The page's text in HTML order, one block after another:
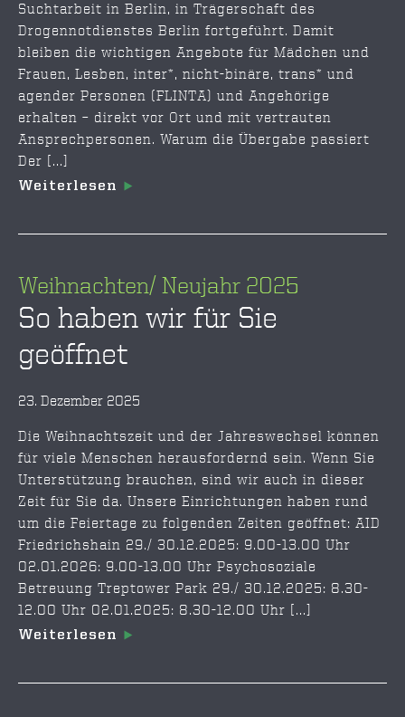
Suchtarbeit in Berlin, in Trägerschaft des
Drogennotdienstes Berlin fortgeführt. Damit
bleiben die wichtigen Angebote für Mädchen und
Frauen, Lesben, inter*, nicht-binäre, trans* und
agender Personen (FLINTA) und Angehörige
erhalten – direkt vor Ort und mit vertrauten
Ansprechpersonen. Warum die Übergabe passiert
Der [...]
Weiterlesen
Weihnachten/ Neujahr 2025
So haben wir für Sie
geöffnet
23. Dezember 2025
Die Weihnachtszeit und der Jahreswechsel können
für viele Menschen herausfordernd sein. Wenn Sie
Unterstützung brauchen, sind wir auch in dieser
Zeit für Sie da. Unsere Einrichtungen haben rund
um die Feiertage zu folgenden Zeiten geöffnet: AID
Friedrichshain 29./ 30.12.2025: 9.00-13.00 Uhr
02.01.2026: 9.00-13.00 Uhr Psychosoziale
Betreuung Treptower Park 29./ 30.12.2025: 8.30-
12.00 Uhr 02.01.2025: 8.30-12.00 Uhr [...]
Weiterlesen